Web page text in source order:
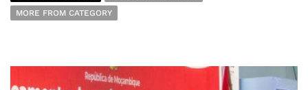
MORE FROM CATEGORY